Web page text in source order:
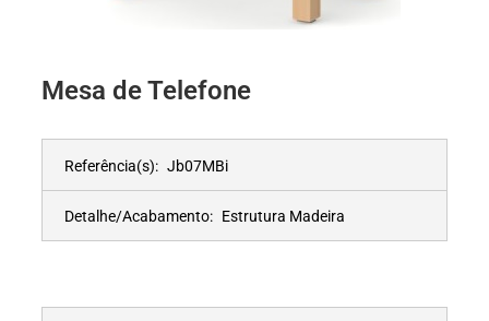
Mesa de Telefone
Referência(s): Jb07MBi
Detalhe/Acabamento: Estrutura Madeira